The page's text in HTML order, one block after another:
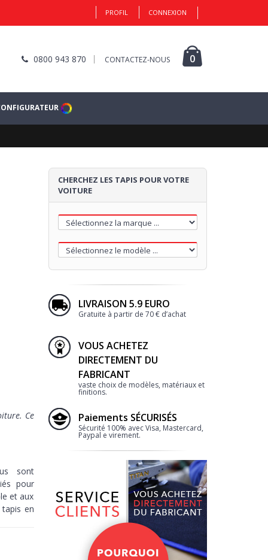
PROFIL CONNEXION
0800 943 870 CONTACTEZ-NOUS 0
Ce
sont
pour
et aux
en
CHERCHEZ LES TAPIS POUR VOTRE
VOITURE
LIVRAISON 5.9 EURO
Gratuite à partir de 70 € d’achat
VOUS ACHETEZ
DIRECTEMENT DU
FABRICANT
vaste choix de modèles, matériaux et
finitions.
Paiements SÉCURISÉS
Sécurité 100% avec Visa, Mastercard,
Paypal e virement.